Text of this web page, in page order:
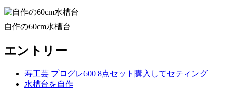
自作の60cm水槽台
エントリー
寿工芸 プログレ600 8点セット購入してセティング
水槽台を自作